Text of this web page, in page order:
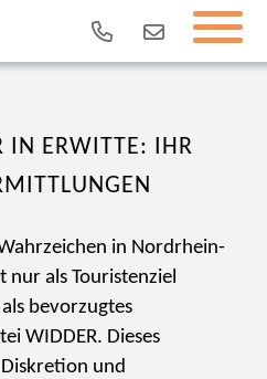
IN ERWITTE: IHR
in Nordrhein-
nur als Touristenziel
bevorzugtes
WIDDER. Dieses
und